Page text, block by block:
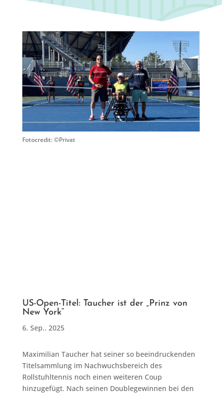
Fotocredit: ©Privat
US-Open-Titel: Taucher ist der „Prinz von
New York“
6. Sep.. 2025
Maximilian Taucher hat seiner so beeindruckenden
Titelsammlung im Nachwuchsbereich des
Rollstuhltennis noch einen weiteren Coup
hinzugefügt. Nach seinen Doublegewinnen bei den